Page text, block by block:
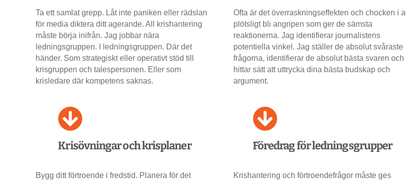
Ta ett samlat grepp. Låt inte paniken eller rädslan
för media diktera ditt agerande. All krishantering
måste börja inifrån. Jag jobbar nära
ledningsgruppen. I ledningsgruppen. Där det
händer. Som strategiskt eller operativt stöd till
krisgruppen och talespersonen. Eller som
krisledare där kompetens saknas.
Ofta är det överraskningseffekten och chocken i
plötsligt bli angripen som ger de sämsta
reaktionerna. Jag identifierar journalistens
potentiella vinkel. Jag ställer de absolut svåraste
frågorna, identifierar de absolut bästa svaren och
hittar sätt att uttrycka dina bästa budskap och
argument.
Krisövningar och krisplaner
Bygg ditt förtroende i fredstid. Planera för det
Föredrag för ledningsgrupper
Krishantering och förtroendefrågor måste ges